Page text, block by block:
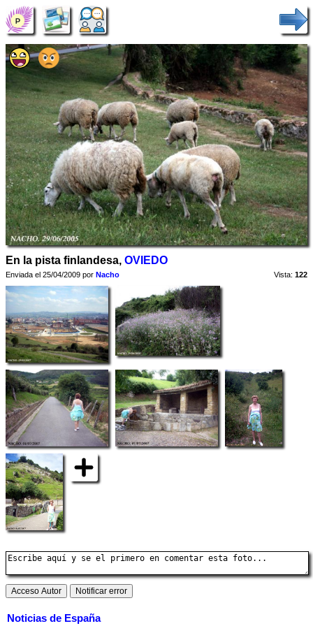
En la pista finlandesa, OVIEDO
Enviada el 25/04/2009 por Nacho Vista: 122
Noticias de España